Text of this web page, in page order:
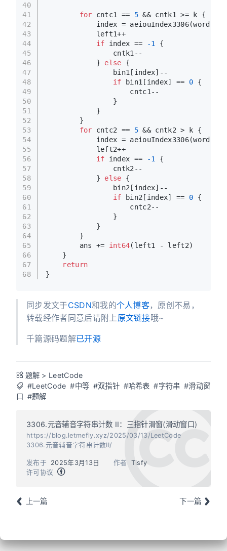
40
41
42
43
44
45
46
47
48
49
50
51
52
53
54
55
56
57
58
59
60
61
62
63
64
65
66
67
68
for cntc1 == 5 && cntk1 >= k {
index =
            left1++
if index == -1
{
                cntk1--
            }
else {
                bin1[index]--
if bin1[index] == 0 {
                    cntc1--
                }
            }
        }
for cntc2 == 5 && cntk2 > k {
index =
            left2++
if index == -1
{
                cntk2--
            }
else {
                bin2[index]--
if bin2[index] == 0 {
                    cntc2--
                }
            }
        }
        ans +=
int64(left1 - left2)
    }
return
}
同步发文于CSDN和我的个人博客，原创不易，
转载经作者同意后请附上 原文链接哦~
千篇源码题解已开源
题解 > LeetCode
#LeetCode #中等 #双指针 #哈希表 #字符串 #滑动窗
口 #题解
3306.元音辅音字符串计数 II：三指针滑窗(滑动窗口)
https://blog.letmefly.xyz/2025/03/13/LeetCode
3306.元音辅音字符串计数II/
作者 Tisfy
发布于
2025年3月13日
许可协议
上一篇 下一篇